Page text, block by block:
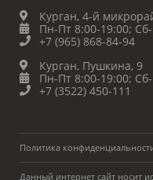
Курган, 4-й
Пн-Пт 8:00-19:00;
+7 (965) 868-84-94
Курган, Пушкина, 9
Пн-Пт 8:00-19:00;
+7 (3522) 450-111
Политика
Данный интернет сайт носит